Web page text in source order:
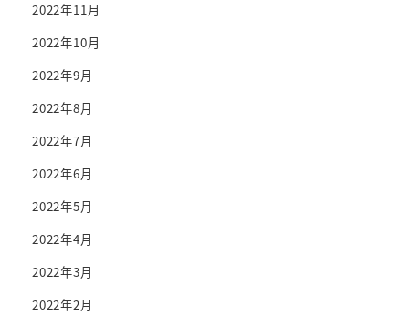
2022年11月
2022年10月
2022年9月
2022年8月
2022年7月
2022年6月
2022年5月
2022年4月
2022年3月
2022年2月